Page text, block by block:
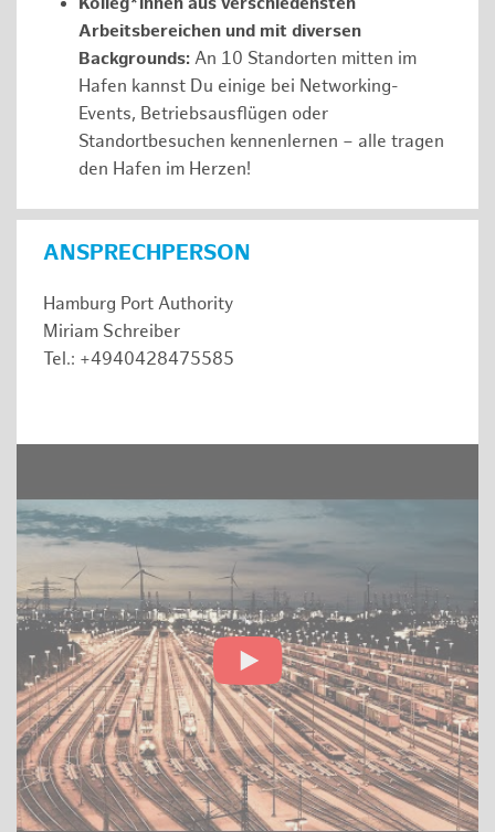
Arbeitsbereichen und mit diversen
Backgrounds: An 10 Standorten mitten im
Hafen kannst Du einige bei Networking-
Events, Betriebsausflügen oder
Standortbesuchen kennenlernen – alle tragen
den Hafen im Herzen!
ANSPRECHPERSON
Hamburg Port Authority
Miriam Schreiber
Tel.: +4940428475585